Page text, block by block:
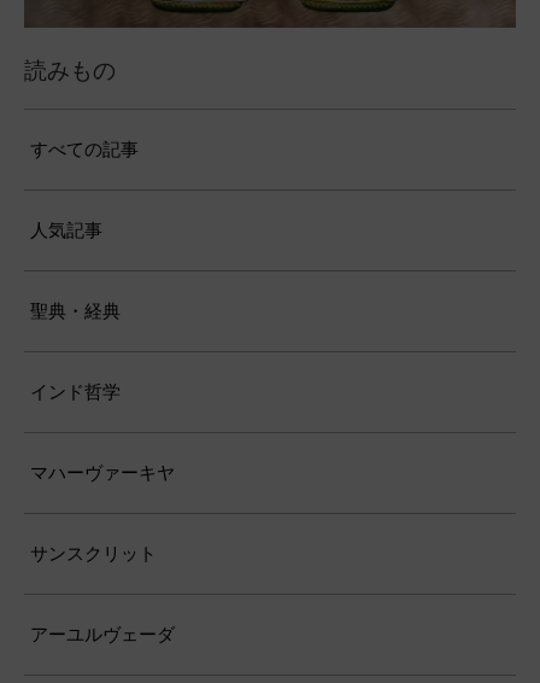
読みもの
すべての記事
人気記事
聖典・経典
インド哲学
マハーヴァーキヤ
サンスクリット
アーユルヴェーダ